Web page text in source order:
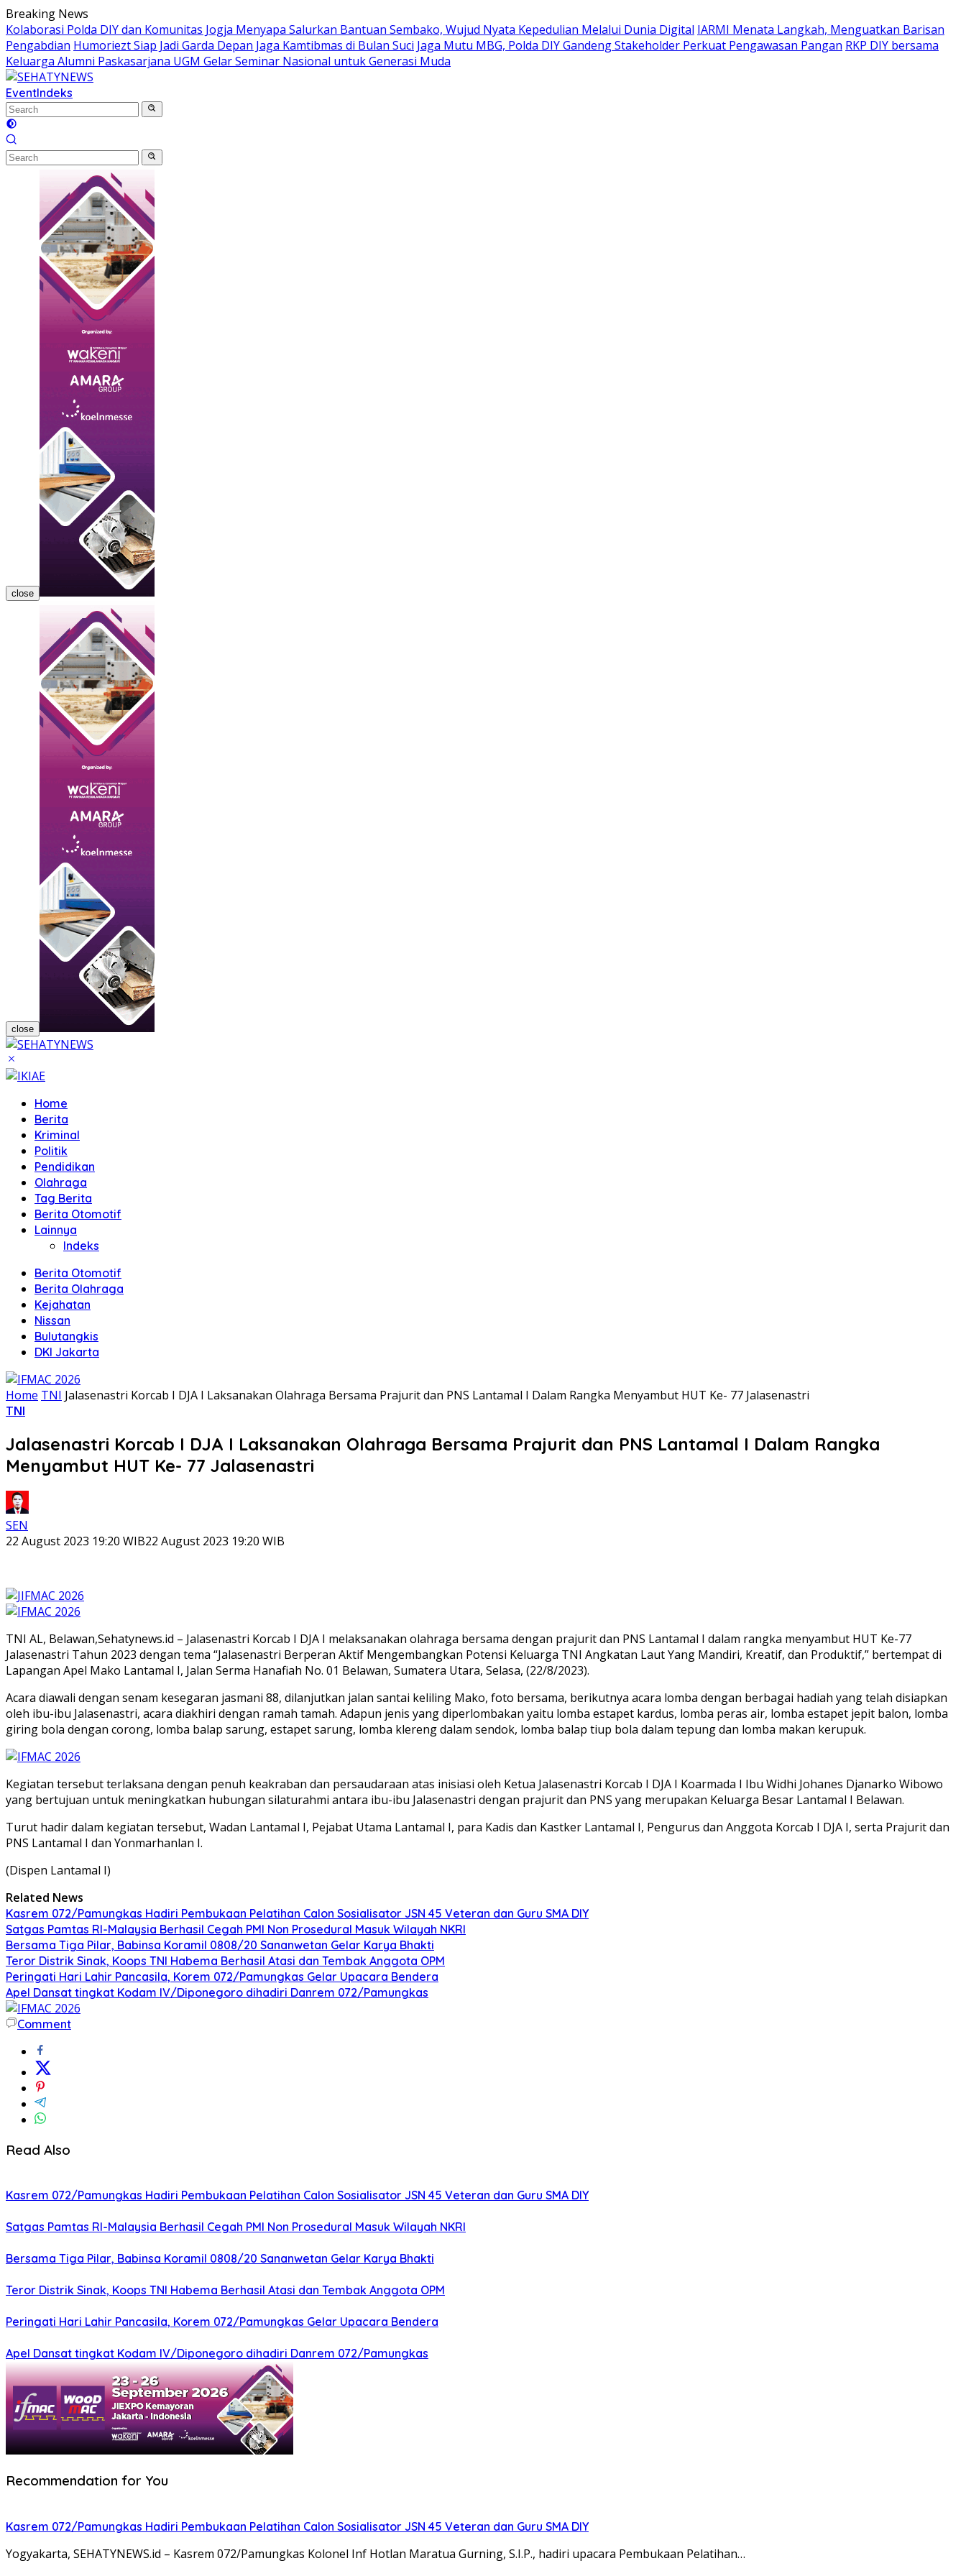
Skip
to
content
Breaking News
Kolaborasi Polda DIY dan Komunitas Jogja Menyapa Salurkan Bantuan Sembako, Wujud Nyata Kepedulian Melalui Dunia Digital IARMI Menata Langkah, Menguatkan Barisan
Pengabdian Humoriezt Siap Jadi Garda Depan Jaga Kamtibmas di Bulan Suci Jaga Mutu MBG, Polda DIY Gandeng Stakeholder Perkuat Pengawasan Pangan RKP DIY bersama
Keluarga Alumni Paskasarjana UGM Gelar Seminar Nasional untuk Generasi Muda
EventIndeks
close
close
Home
Berita
Kriminal
Politik
Pendidikan
Olahraga
Tag Berita
Berita Otomotif
Lainnya
Indeks
Berita Otomotif
Berita Olahraga
Kejahatan
Nissan
Bulutangkis
DKI Jakarta
Home TNI Jalasenastri Korcab I DJA I Laksanakan Olahraga Bersama Prajurit dan PNS Lantamal I Dalam Rangka Menyambut HUT Ke- 77 Jalasenastri
TNI
Jalasenastri Korcab I DJA I Laksanakan Olahraga Bersama Prajurit dan PNS Lantamal I Dalam Rangka
Menyambut HUT Ke- 77 Jalasenastri
SEN
22 August 2023 19:20 WIB22 August 2023 19:20 WIB
TNI AL, Belawan,Sehatynews.id – Jalasenastri Korcab I DJA I melaksanakan olahraga bersama dengan prajurit dan PNS Lantamal I dalam rangka menyambut HUT Ke-77
Jalasenastri Tahun 2023 dengan tema “Jalasenastri Berperan Aktif Mengembangkan Potensi Keluarga TNI Angkatan Laut Yang Mandiri, Kreatif, dan Produktif,” bertempat di
Lapangan Apel Mako Lantamal I, Jalan Serma Hanafiah No. 01 Belawan, Sumatera Utara, Selasa, (22/8/2023).
Acara diawali dengan senam kesegaran jasmani 88, dilanjutkan jalan santai keliling Mako, foto bersama, berikutnya acara lomba dengan berbagai hadiah yang telah disiapkan
oleh ibu-ibu Jalasenastri, acara diakhiri dengan ramah tamah. Adapun jenis yang diperlombakan yaitu lomba estapet kardus, lomba peras air, lomba estapet jepit balon, lomba
giring bola dengan corong, lomba balap sarung, estapet sarung, lomba klereng dalam sendok, lomba balap tiup bola dalam tepung dan lomba makan kerupuk.
Kegiatan tersebut terlaksana dengan penuh keakraban dan persaudaraan atas inisiasi oleh Ketua Jalasenastri Korcab I DJA I Koarmada I Ibu Widhi Johanes Djanarko Wibowo
yang bertujuan untuk meningkatkan hubungan silaturahmi antara ibu-ibu Jalasenastri dengan prajurit dan PNS yang merupakan Keluarga Besar Lantamal I Belawan.
Turut hadir dalam kegiatan tersebut, Wadan Lantamal I, Pejabat Utama Lantamal I, para Kadis dan Kastker Lantamal I, Pengurus dan Anggota Korcab I DJA I, serta Prajurit dan
PNS Lantamal I dan Yonmarhanlan I.
(Dispen Lantamal I)
Related News
Kasrem 072/Pamungkas Hadiri Pembukaan Pelatihan Calon Sosialisator JSN 45 Veteran dan Guru SMA DIY
Satgas Pamtas RI-Malaysia Berhasil Cegah PMI Non Prosedural Masuk Wilayah NKRI
Bersama Tiga Pilar, Babinsa Koramil 0808/20 Sananwetan Gelar Karya Bhakti
Teror Distrik Sinak, Koops TNI Habema Berhasil Atasi dan Tembak Anggota OPM
Peringati Hari Lahir Pancasila, Korem 072/Pamungkas Gelar Upacara Bendera
Apel Dansat tingkat Kodam lV/Diponegoro dihadiri Danrem 072/Pamungkas
Comment
Read Also
Kasrem 072/Pamungkas Hadiri Pembukaan Pelatihan Calon Sosialisator JSN 45 Veteran dan Guru SMA DIY
Satgas Pamtas RI-Malaysia Berhasil Cegah PMI Non Prosedural Masuk Wilayah NKRI
Bersama Tiga Pilar, Babinsa Koramil 0808/20 Sananwetan Gelar Karya Bhakti
Teror Distrik Sinak, Koops TNI Habema Berhasil Atasi dan Tembak Anggota OPM
Peringati Hari Lahir Pancasila, Korem 072/Pamungkas Gelar Upacara Bendera
Apel Dansat tingkat Kodam lV/Diponegoro dihadiri Danrem 072/Pamungkas
Recommendation for You
Kasrem 072/Pamungkas Hadiri Pembukaan Pelatihan Calon Sosialisator JSN 45 Veteran dan Guru SMA DIY
Yogyakarta, SEHATYNEWS.id – Kasrem 072/Pamungkas Kolonel Inf Hotlan Maratua Gurning, S.I.P., hadiri upacara Pembukaan Pelatihan…